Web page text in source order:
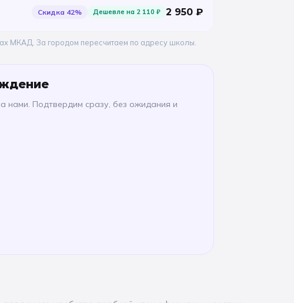
Скидка 42% Дешевле на 2 110 ₽ 2 950 ₽
МКАД. За городом пересчитаем по адресу школы.
нами. Подтвердим сразу, без ожидания и